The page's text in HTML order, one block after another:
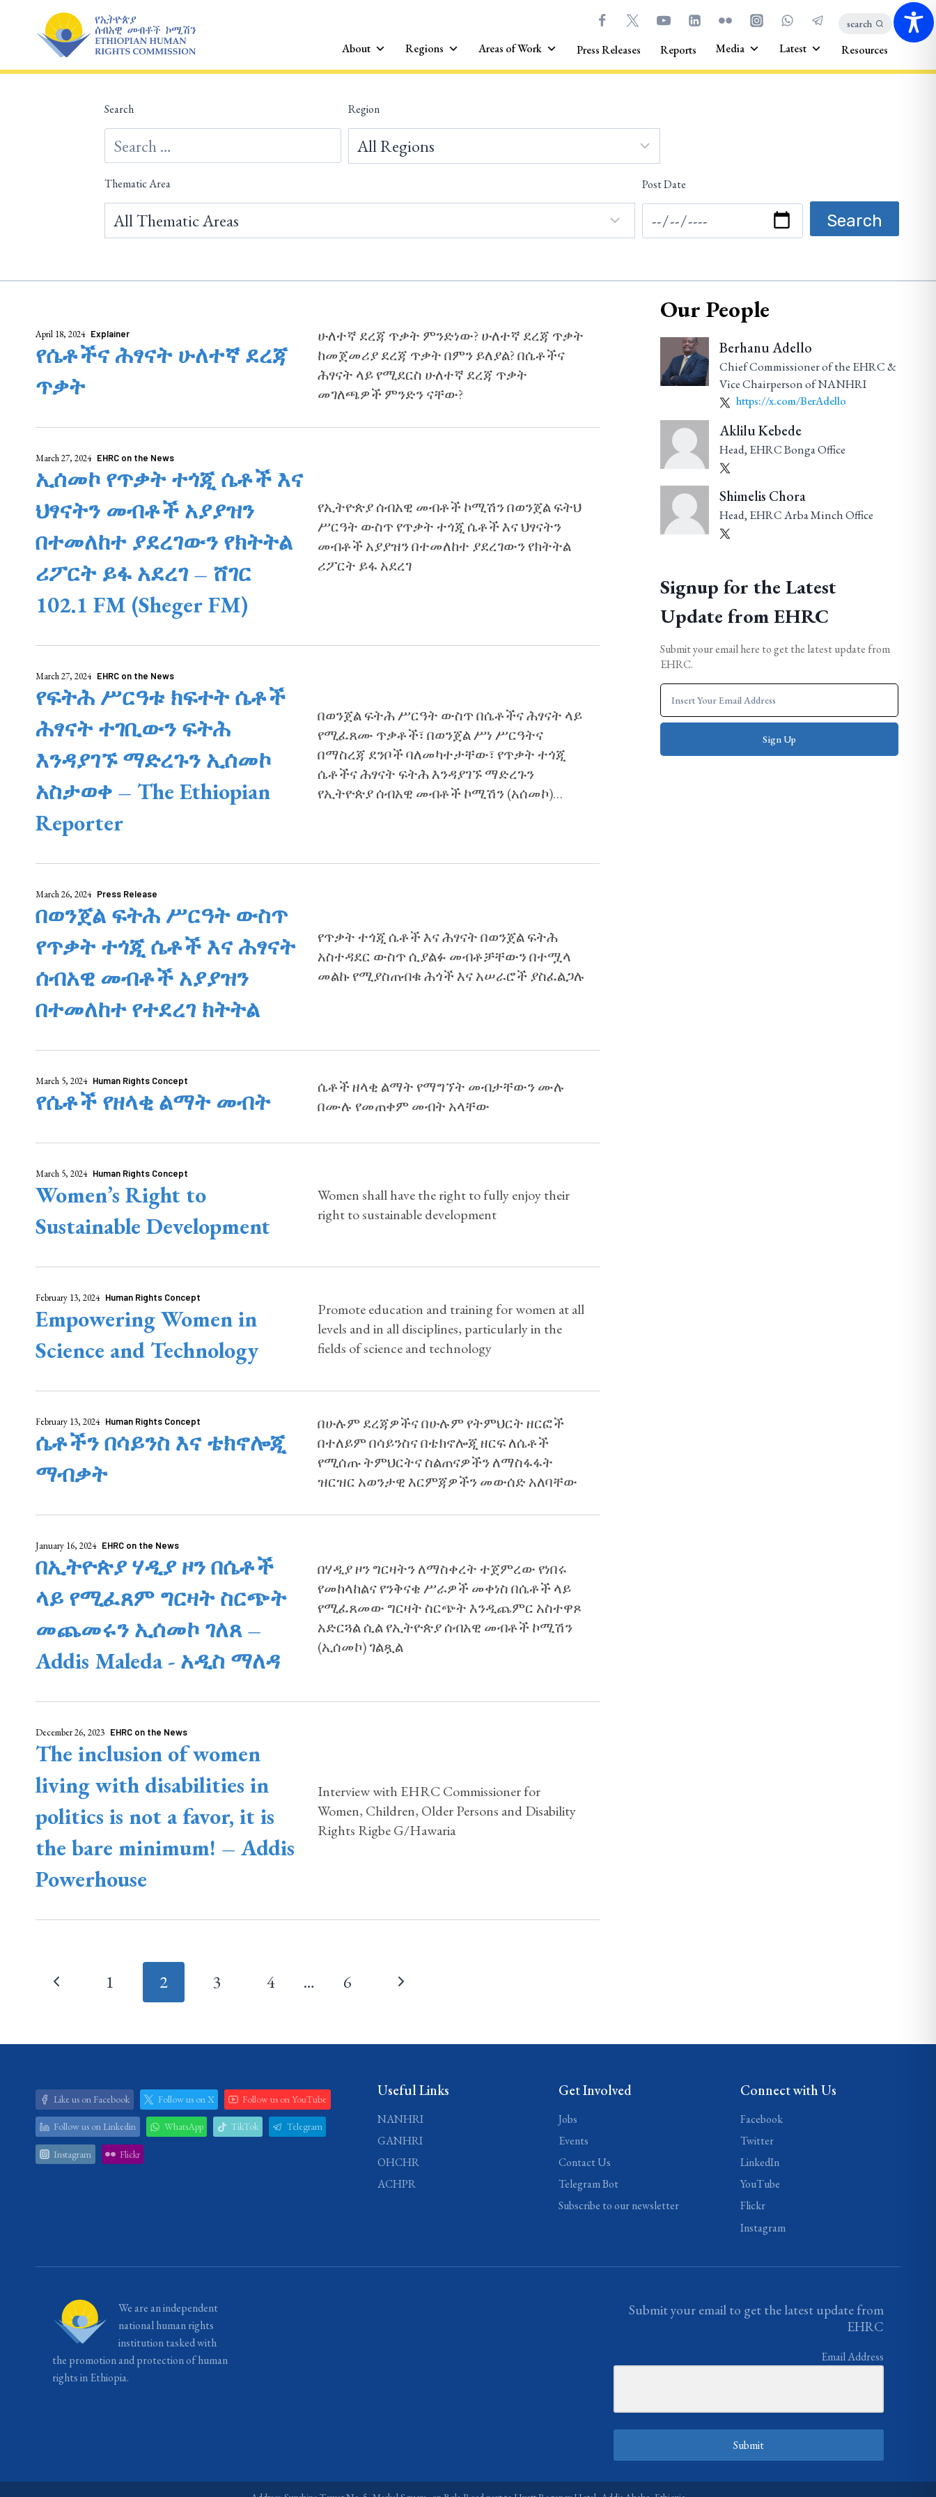
content
search
About Regions Areas of Work Press Releases Reports Media Latest Resources
Search Region
Thematic Area Post Date
April 18, 2024 Explainer
የሴቶችና ሕፃናት ሁለተኛ ደረጃ
ጥቃት
ሁለተኛ ደረጃ ጥቃት ምንድነው? ሁለተኛ ደረጃ ጥቃት
ከመጀመሪያ ደረጃ ጥቃት በምን ይለያል? በሴቶችና
ሕፃናት ላይ የሚደርስ ሁለተኛ ደረጃ ጥቃት
መገለጫዎች ምንድን ናቸው?
March 27, 2024 EHRC on the News
ኢሰመኮ የጥቃት ተጎጂ ሴቶች እና
ህፃናትን መብቶች አያያዝን
በተመለከተ ያደረገውን የክትትል
ሪፖርት ይፋ አደረገ – ሸገር
102.1 FM (Sheger FM)
የኢትዮጵያ ሰብአዊ መብቶች ኮሚሽን በወንጀል ፍትህ
ሥርዓት ውስጥ የጥቃት ተጎጂ ሴቶች እና ህፃናትን
መብቶች አያያዝን በተመለከተ ያደረገውን የክትትል
ሪፖርት ይፋ አደረገ
March 27, 2024 EHRC on the News
የፍትሕ ሥርዓቱ ክፍተት ሴቶች
ሕፃናት ተገቢውን ፍትሕ
እንዳያገኙ ማድረጉን ኢሰመኮ
አስታወቀ – The Ethiopian
Reporter
በወንጀል ፍትሕ ሥርዓት ውስጥ በሴቶችና ሕፃናት ላይ
የሚፈጸሙ ጥቃቶች፣ በወንጀል ሥነ ሥርዓትና
በማስረጃ ደንቦች ባለመካተታቸው፣ የጥቃት ተጎጂ
ሴቶችና ሕፃናት ፍትሕ እንዳያገኙ ማድረጉን
የኢትዮጵያ ሰብአዊ መብቶች ኮሚሽን (አሰመኮ)
March 26, 2024 Press Release
በወንጀል ፍትሕ ሥርዓት ውስጥ
የጥቃት ተጎጂ ሴቶች እና ሕፃናት
ሰብአዊ መብቶች አያያዝን
በተመለከተ የተደረገ ክትትል
የጥቃት ተጎጂ ሴቶች እና ሕፃናት በወንጀል ፍትሕ
አስተዳደር ውስጥ ሲያልፉ መብቶቻቸውን በተሟላ
መልኩ የሚያስጠብቁ ሕጎች እና አሠራሮች ያስፈልጋሉ
March 5, 2024 Human Rights Concept
የሴቶች የዘላቂ ልማት መብት
ሴቶች ዘላቂ ልማት የማግኘት መብታቸውን ሙሉ
በሙሉ የመጠቀም መብት አላቸው
March 5, 2024 Human Rights Concept
Women’s Right to
Sustainable Development
Women shall have the right to fully enjoy their
right to sustainable development
February 13, 2024 Human Rights Concept
Empowering Women in
Science and Technology
Promote education and training for women at all
levels and in all disciplines, particularly in the
fields of science and technology
February 13, 2024 Human Rights Concept
ሴቶችን በሳይንስ እና ቴክኖሎጂ
ማብቃት
በሁሉም ደረጃዎችና በሁሉም የትምህርት ዘርፎች
በተለይም በሳይንስና በቴክኖሎጂ ዘርፍ ለሴቶች
የሚሰጡ ትምህርትና ስልጠናዎችን ለማስፋፋት
ዝርዝር አወንታዊ እርምጃዎችን መውሰድ አለባቸው
January 16, 2024 EHRC on the News
በኢትዮጵያ ሃዲያ ዞን በሴቶች
ላይ የሚፈጸም ግርዛት ስርጭት
መጨመሩን ኢሰመኮ ገለጸ –
Addis Maleda - አዲስ ማለዳ
በሃዲያ ዞን ግርዛትን ለማስቀረት ተጀምረው የነበሩ
የመከላከልና የንቅናቄ ሥራዎች መቀነስ በሴቶች ላይ
የሚፈጸመው ግርዛት ስርጭት እንዲጨምር አስተዋጾ
አድርጓል ሲል የኢትዮጵያ ሰብአዊ መብቶች ኮሚሽን
(ኢሰመኮ) ገልጿል
December 26, 2023 EHRC on the News
The inclusion of women
living with disabilities in
politics is not a favor, it is
the bare minimum! – Addis
Powerhouse
Interview with EHRC Commissioner for
Women, Children, Older Persons and Disability
Rights Rigbe G/Hawaria
Page
1 2 3 4 … 6
Our People
Berhanu Adello
Chief Commissioner of the EHRC &
Vice Chairperson of NANHRI
https://x.com/BerAdello
Aklilu Kebede
Head, EHRC Bonga Office
Shimelis Chora
Head, EHRC Arba Minch Office
Signup for the Latest
Update from EHRC
Submit your email here to get the latest update from
EHRC.
Like us on Facebook Follow us on X Follow us on YouTube
Follow us on Linkedin WhatsApp TikTok Telegram
Instagram Flickr
Useful Links
NANHRI
GANHRI
OHCHR
ACHPR
Get Involved
Jobs
Events
Contact Us
Telegram Bot
Subscribe to our newsletter
Connect with Us
Facebook
Twitter
LinkedIn
YouTube
Flickr
Instagram
We are an independent
national human rights
institution tasked with
the promotion and protection of human
rights in Ethiopia.
Submit your email to get the latest update from
EHRC
Email Address
Submit